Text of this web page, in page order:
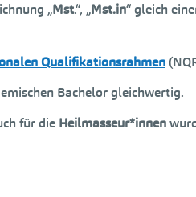
„Mst.“, „Mst.in“ gleich
Qualifikationsrahmen
Bachelor gleichwertig.
für die Heilmasseur*innen